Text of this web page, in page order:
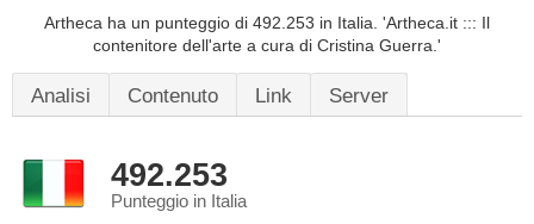
Artheca ha un punteggio di 492.253 in Italia. 'Artheca.it ::: Il
contenitore dell'arte a cura di Cristina Guerra.'
Analisi Contenuto Link Server
492.253
Punteggio in Italia